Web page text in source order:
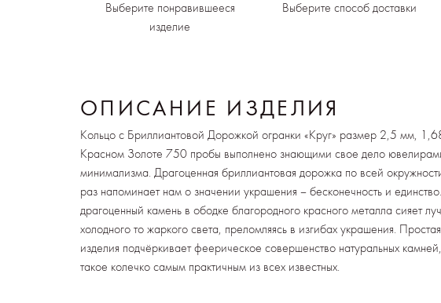
Выберите понравившееся
изделие
Выберите способ доставки
ОПИСАНИЕ ИЗДЕЛИЯ
Кольцо с Бриллиантовой Дорожкой огранки «Круг» размер 2,5 мм,
Красном Золоте 750 пробы выполнено знающими свое дело
минимализма. Драгоценная бриллиантовая дорожка по всей
раз напоминает нам о значении украшения – бесконечность и
драгоценный камень в ободке благородного красного металла сияет
холодного то жаркого света, преломляясь в изгибах украшения.
изделия подчёркивает феерическое совершенство натуральных
такое колечко самым практичным из всех известных.